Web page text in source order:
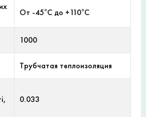
От -45°С до +110°С
1000
Трубчатая теплоизоляция
0.033